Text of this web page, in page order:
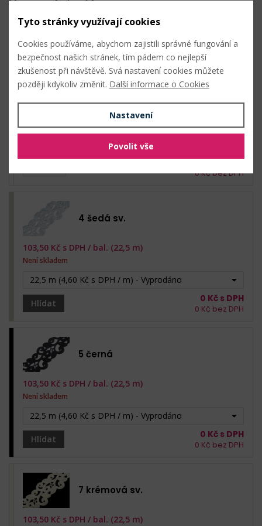
Hromadný nákup
1 bílá
22,5 m (4,60 Kč s DPH / m)
bal. (22,5 m)
Skladem: 90 m
0Kč s DPH
0Kč bez DPH
4 šedá sv.
22,5 m (4,60 Kč s DPH / m) - Vyprodáno
Hlídat
103,50 Kč s DPH / bal. (22,5 m)
Není skladem
0 Kč s DPH
0 Kč bez DPH
5 černá
22,5 m (4,60 Kč s DPH / m) - Vyprodáno
Hlídat
103,50 Kč s DPH / bal. (22,5 m)
Není skladem
0 Kč s DPH
0 Kč bez DPH
7 krémová sv.
103,50 Kč s DPH / bal. (22,5 m)
Tyto stránky využívají cookies
Cookies používáme, abychom zajistili správné fungování a
bezpečnost našich stránek, tím pádem co nejlepší
zkušenost při návštěvě. Svá nastavení cookies můžete
později kdykoliv změnit. Další informace o Cookies
Nastavení
Povolit vše